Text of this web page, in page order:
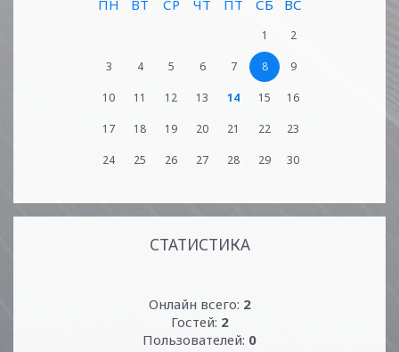
ПН
ВТ СР ЧТ ПТ СБ ВС
1 2
3 4 5 6 7 8 9
10 11 12 13 14 15 16
17 18 19 20 21 22 23
24 25 26 27 28 29 30
СТАТИСТИКА
Онлайн всего: 2
Гостей: 2
Пользователей: 0